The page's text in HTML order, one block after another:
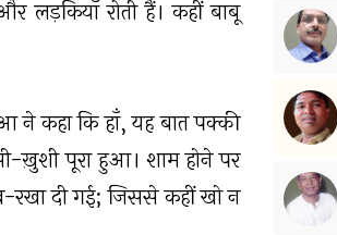
लड़कियाँ रोती हैं। कहीं बाबू
ने कहा कि हाँ, यह बात पक्की
ख़ुशी पूरा हुआ। शाम होने पर
रखा दी गई; जिससे कहीं खो न